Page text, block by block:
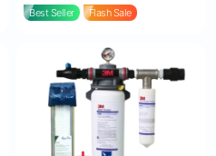
Best Seller Flash Sale